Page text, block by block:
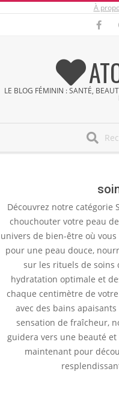
À
LE BLOG FÉMININ : SANTÉ,
Découvrez notre catégorie
chouchouter votre peau
univers de bien-être où
pour une peau douce,
sur les rituels de soins
hydratation optimale et
chaque centimètre de
avec des bains
sensation de fraîcheur,
guidera vers une beauté
maintenant pour